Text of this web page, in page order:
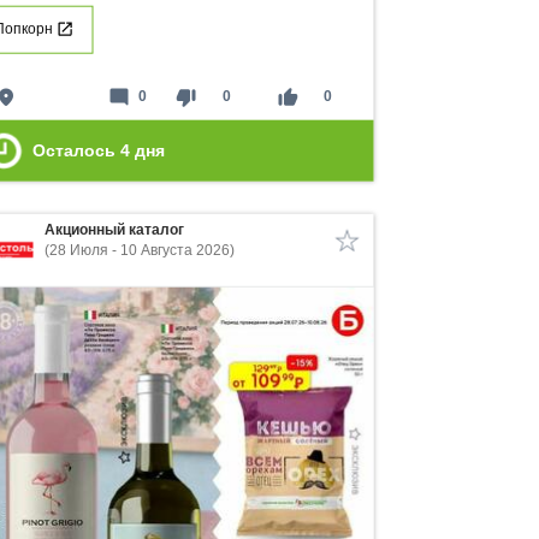
place thumb_down 0 thumb_up 0
mode_comment 0
Осталось 4 дня
Акционный каталог
(28 Июля - 10 Августа 2026)